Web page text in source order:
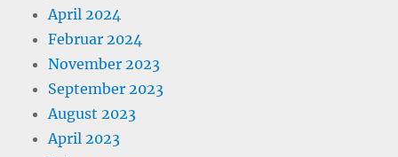
April 2024
Februar 2024
November 2023
September 2023
August 2023
April 2023